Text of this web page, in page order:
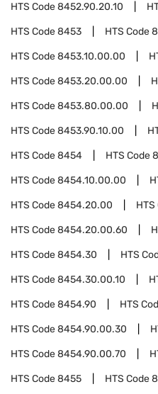
HTS Code8452.90.20.10
HTS Code8453 HTS Code
HTS Code8453.10.00.00
HTS Code8453.20.00.00
HTS Code8453.80.00.00
HTS Code8453.90.10.00
HTS Code8454 HTS Code
HTS Code8454.10.00.00
HTS Code8454.20.00 HTS
HTS Code8454.20.00.60
HTS Code8454.30 HTS
HTS Code8454.30.00.10
HTS Code8454.90 HTS
HTS Code8454.90.00.30
HTS Code8454.90.00.70
HTS Code8455 HTS Code